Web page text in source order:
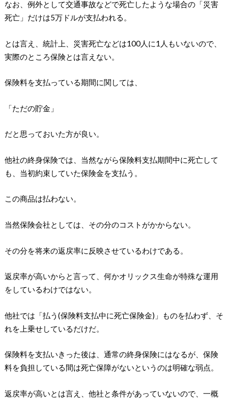
なお、例外として交通事故などで死亡したような場合の「災害
死亡」だけは5万ドルが支払われる。
とは言え、統計上、災害死亡などは100人に1人もいないので、
実際のところ保険とは言えない。
保険料を支払っている期間に関しては、
「ただの貯金」
だと思っておいた方が良い。
他社の終身保険では、当然ながら保険料支払期間中に死亡して
も、当初約束していた保険金を支払う。
この商品は払わない。
当然保険会社としては、その分のコストがかからない。
その分を将来の返戻率に反映させているわけである。
返戻率が高いからと言って、何かオリックス生命が特殊な運用
をしているわけではない。
他社では「払う(保険料支払中に死亡保険金)」ものを払わず、そ
れを上乗せしているだけだ。
保険料を支払いきった後は、通常の終身保険にはなるが、保険
料を負担している間は死亡保障がないというのは明確な弱点。
返戻率が高いとは言え、他社と条件があっていないので、一概